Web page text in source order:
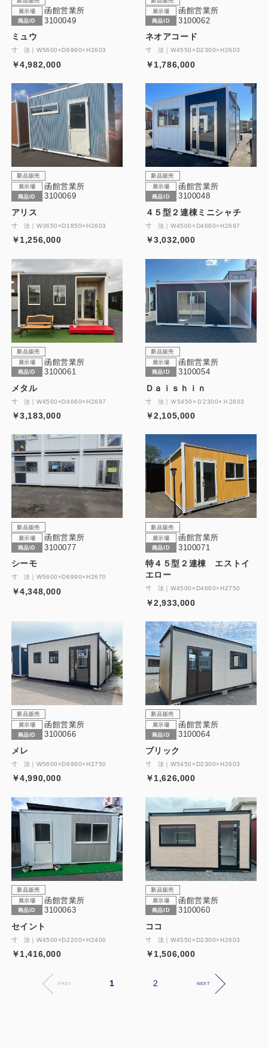
展示場
函館営業所
商品ID 3100049
ミュウ
寸 法｜W5600×D6990×H2603
￥4,982,000
展示場
函館営業所
商品ID 3100062
ネオアコード
寸 法｜W4550×D2300×H2603
￥1,786,000
新品販売
展示場
函館営業所
商品ID 3100069
アリス
寸 法｜W3650×D1850×H2603
￥1,256,000
新品販売
展示場
函館営業所
商品ID 3100048
４５型２連棟ミニシャチ
寸 法｜W4500×D4660×H2697
￥3,032,000
新品販売
展示場
函館営業所
商品ID 3100061
メタル
寸 法｜W4500×D4660×H2697
￥3,183,000
新品販売
展示場
函館営業所
商品ID 3100054
Ｄａｉｓｈｉｎ
寸 法｜Ｗ5450×Ｄ2300×Ｈ2603
￥2,105,000
新品販売
展示場
函館営業所
商品ID 3100077
シーモ
寸 法｜W5600×D6990×H2670
￥4,348,000
新品販売
展示場
函館営業所
商品ID 3100071
特４５型２連棟 エストイ
エロー
寸 法｜W4500×D4660×H2750
￥2,933,000
新品販売
展示場
函館営業所
商品ID 3100066
メレ
寸 法｜W5600×D6990×H2750
￥4,990,000
新品販売
展示場
函館営業所
商品ID 3100064
ブリック
寸 法｜W5450×D2300×H2603
￥1,626,000
新品販売
展示場
函館営業所
商品ID 3100063
セイント
寸 法｜W4500×D2200×H2400
￥1,416,000
新品販売
展示場
函館営業所
商品ID 3100060
ココ
寸 法｜W4550×D2300×H2603
￥1,506,000
PREV 1 2 NEXT